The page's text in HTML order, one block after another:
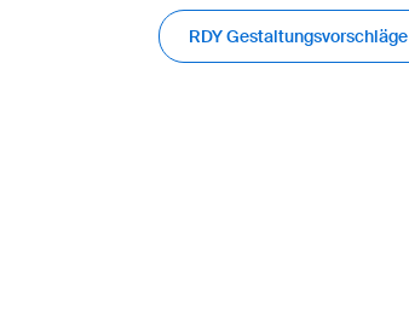
RDY Gestaltungsvorschläge